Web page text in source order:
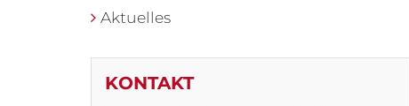
Aktuelles
KONTAKT